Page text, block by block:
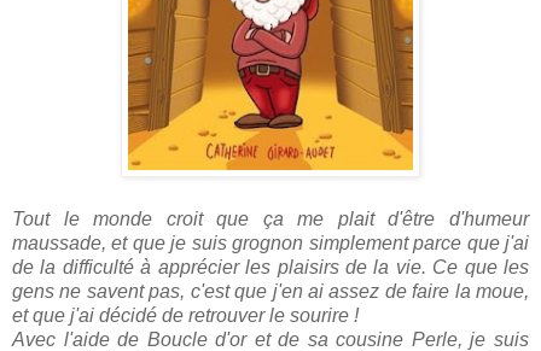
Tout le monde croit que ça me plait d'être d'humeur
maussade, et que je suis grognon simplement parce que j'ai
de la difficulté à apprécier les plaisirs de la vie. Ce que les
gens ne savent pas, c'est que j'en ai assez de faire la moue,
et que j'ai décidé de retrouver le sourire !
Avec l'aide de Boucle d'or et de sa cousine Perle, je suis